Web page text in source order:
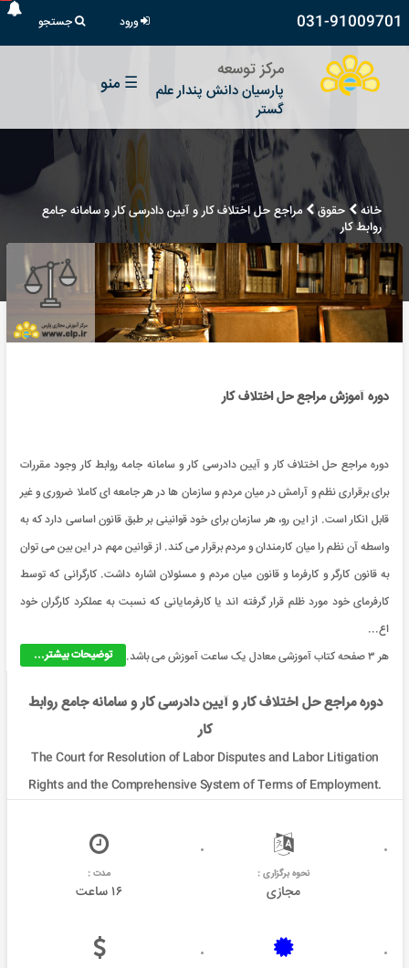
031-91009701 ورود جستجو
مرکز توسعه
پارسیان دانش پندار علم
گستر
☰ منو
خانه حقوق
مراجع حل اختلاف کار و آیین دادرسی کار و سامانه جامع
روابط کار
دوره آموزش مراجع حل اختلاف کار
دوره مراجع حل اختلاف کار و آیین دادرسی کار و سامانه جامه روابط کار وجود مقررات
برای برقراری نظم و آرامش در میان مردم و سازمان ها در هر جامعه ای کاملا ضروری و غیر
قابل انکار است. از این رو، هر سازمان برای خود قوانینی بر طبق قانون اساسی دارد که به
واسطه آن نظم را میان کارمندان و مردم برقرار می کند. از قوانین مهم در این بین می توان
به قانون کارگر و کارفرما و قانون میان مردم و مسئولان اشاره داشت. کارگرانی که توسط
کارفرمای خود مورد ظلم قرار گرفته اند یا کارفرمایانی که نسبت به عملکرد کارگران خود
اع...
توضیحات بیشتر...
هر ۳ صفحه کتاب آموزشی معادل یک ساعت آموزش می باشد.
دوره مراجع حل اختلاف کار و آیین دادرسی کار و سامانه جامع روابط
کار
The Court for Resolution of Labor Disputes and Labor Litigation
Rights and the Comprehensive System of Terms of Employment.
نحوه برگزاری :
مجازی
مدت :
۱۶ ساعت